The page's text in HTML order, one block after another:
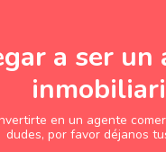
a ser un
en un agente
dudes, por favor déjanos